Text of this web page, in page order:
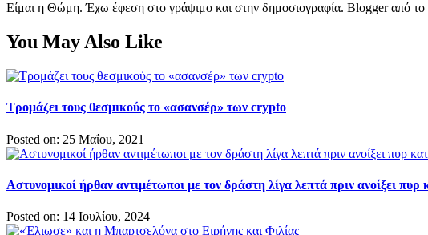
Είμαι η Θώμη. Έχω έφεση στο γράψιμο και στην δημοσιογραφία. Blogger από
You May Also Like
Τρομάζει τους θεσμικούς το «ασανσέρ» των crypto
Posted on: 25 Μαΐου, 2021
Αστυνομικοί ήρθαν αντιμέτωποι με τον δράστη λίγα λεπτά πριν ανοίξει
Posted on: 14 Ιουλίου, 2024